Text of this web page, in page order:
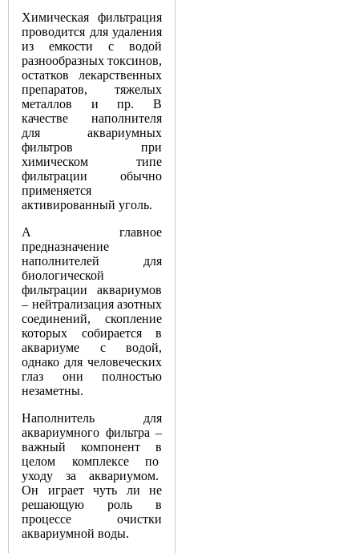
Химическая
фильтрация
проводится для удаления
из
емкости с
водой
разнообразных токсинов,
остатков
лекарственных
препаратов, тяжелых
металлов
и пр.В
качестве
наполнителя
для
аквариумных
фильтров
при
химическом
типе
фильтрации
обычно
применяется
активированный уголь.
А
главное
предназначение
наполнителей
для
биологической
фильтрации
аквариумов
– нейтрализация азотных
соединений, скопление
которых
собирается
в
аквариуме
с водой,
однако для человеческих
глаз
они
полностью
незаметны.
Наполнитель
для
аквариумного фильтра –
важный
компонент
в
целом
комплексе
по
уходу
за аквариумом.
Он
играет чуть ли
не
решающую
роль
в
процессе
очистки
аквариумной воды.